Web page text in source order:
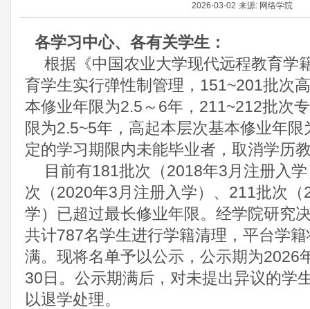
2026-03-02 来源: 网络学院
各学习中心、各有关学生：
根据《中国农业大学现代远程教育学
育学生实行弹性制管理， 151~201批次
本修业年限为2.5～ 6年， 211~212批次
限为2.5~5年，高起本层次基本修业年限
定的学习期限内未能毕业者，取消学历
目前有181批次（2018年3月注册入
次（2020年3月注册入学）、 211批次（
学）已超过最长修业年限。经学院研究
共计787名学生进行学籍清理，平台学
满。现将名单予以公示，公示期为2026
30日。公示期满后，对未提出异议的学
以退学处理。